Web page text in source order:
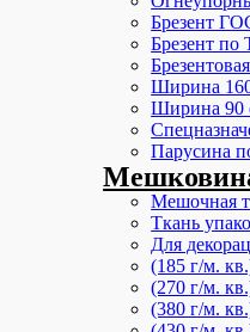
Брезент
Брезент по
Ширина
Ширина 90
Парусина
Мешочная
Ткань
Для
(185 г/м.
(270 г/м.
(380 г/м.